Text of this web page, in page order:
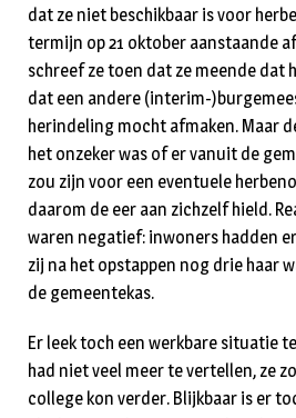
dat ze niet beschikbaar is voor
termijn op 21 oktober aanstaande
schreef ze toen dat ze meende dat
dat een andere (interim-
herindeling mocht afmaken. Maar
het onzeker was of er vanuit de
zou zijn voor een eventuele
daarom de eer aan zichzelf hield.
waren negatief: inwoners hadden
zij na het opstappen nog drie haar
de gemeentekas.
Er leek toch een werkbare situatie
had niet veel meer te vertellen, ze
college kon verder. Blijkbaar is er